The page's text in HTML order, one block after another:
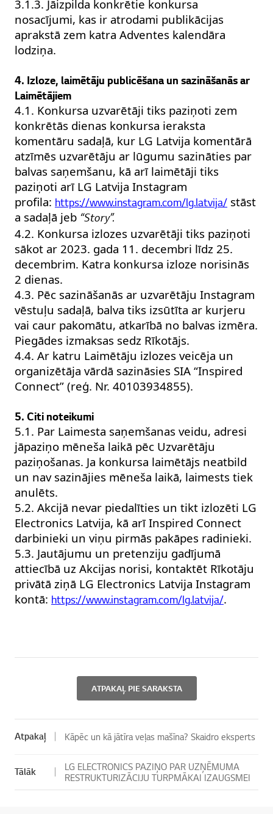
3.1.3. Jāizpilda konkrētie konkursa
nosacījumi, kas ir atrodami publikācijas
aprakstā zem katra Adventes kalendāra
lodziņa.
4. Izloze, laimētāju publicēšana un sazināšanās ar
Laimētājiem
4.1. Konkursa uzvarētāji tiks paziņoti zem
konkrētās dienas konkursa ieraksta
komentāru sadaļā, kur LG Latvija komentārā
atzīmēs uzvarētāju ar lūgumu sazināties par
balvas saņemšanu, kā arī laimētāji tiks
paziņoti arī LG Latvija Instagram
profila: https://www.instagram.com/lg.latvija/ stāst
a sadaļā jeb “Story”.
4.2. Konkursa izlozes uzvarētāji tiks paziņoti
sākot ar 2023. gada 11. decembri līdz 25.
decembrim. Katra konkursa izloze norisinās
2 dienas.
4.3. Pēc sazināšanās ar uzvarētāju Instagram
vēstuļu sadaļā, balva tiks izsūtīta ar kurjeru
vai caur pakomātu, atkarībā no balvas izmēra.
Piegādes izmaksas sedz Rīkotājs.
4.4. Ar katru Laimētāju izlozes veicēja un
organizētāja vārdā sazināsies SIA “Inspired
Connect” (reģ. Nr. 40103934855).
5. Citi noteikumi
5.1. Par Laimesta saņemšanas veidu, adresi
jāpaziņo mēneša laikā pēc Uzvarētāju
paziņošanas. Ja konkursa laimētājs neatbild
un nav sazinājies mēneša laikā, laimests tiek
anulēts.
5.2. Akcijā nevar piedalīties un tikt izlozēti LG
Electronics Latvija, kā arī Inspired Connect
darbinieki un viņu pirmās pakāpes radinieki.
5.3. Jautājumu un pretenziju gadījumā
attiecībā uz Akcijas norisi, kontaktēt Rīkotāju
privātā ziņā LG Electronics Latvija Instagram
kontā: https://www.instagram.com/lg.latvija/.
ATPAKAĻ PIE SARAKSTA
Atpakaļ Kāpēc un kā jātīra veļas mašīna? Skaidro eksperts
Tālāk
LG ELECTRONICS PAZIŅO PAR UZŅĒMUMA
RESTRUKTURIZĀCIJU TURPMĀKAI IZAUGSMEI